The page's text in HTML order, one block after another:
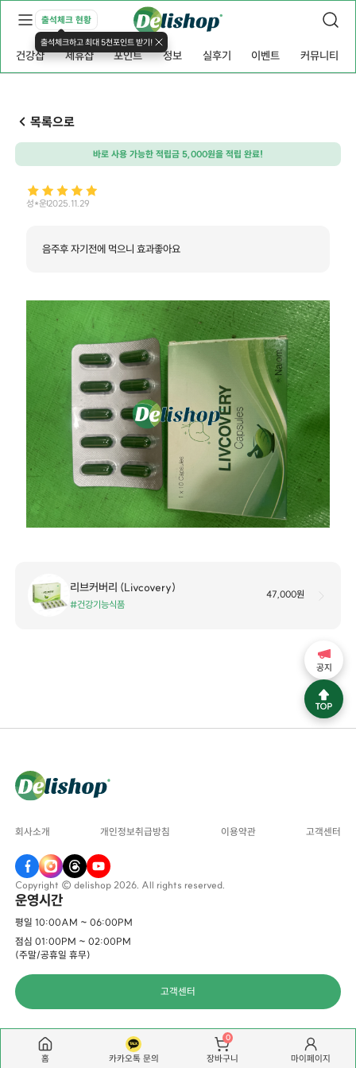
출석체크 현황
출석체크하고 최대 5천포인트 받기!
건강샵 제휴샵 포인트 정보 실후기 이벤트 커뮤니티
목록으로
바로 사용 가능한 적립금 5,000원을 적립 완료!
성*운2025.11.29
음주후 자기전에 먹으니 효과좋아요
리브커버리 (Livcovery)
#건강기능식품
47,000원
회사소개 개인정보취급방침 이용약관 고객센터
Copyright © delishop 2026. All rights reserved.
운영시간
평일 10:00AM ~ 06:00PM
점심 01:00PM ~ 02:00PM
(주말/공휴일 휴무)
고객센터
공지
홈 카카오톡 문의
0
장바구니 마이페이지